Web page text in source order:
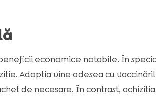
economice notabile. În
Adopția vine adesea cu
de necesare. În contrast,